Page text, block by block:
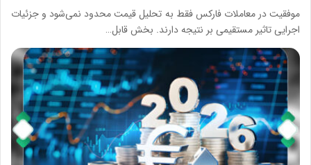
موفقیت در معاملات فارکس فقط به تحلیل قیمت محدود نمی‌شود و جزئیات
اجرایی تاثیر مستقیمی بر نتیجه دارند. بخش قابل…